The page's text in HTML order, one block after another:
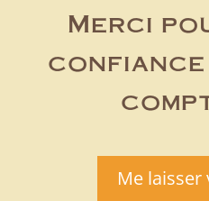
Merci
confiance
Me laisser